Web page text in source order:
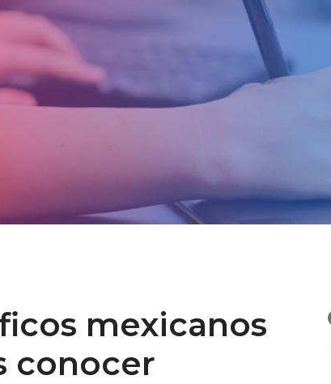
mexicanos
conocer